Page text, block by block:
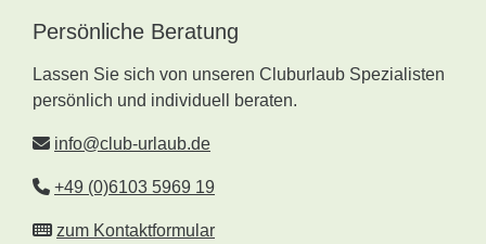
Persönliche Beratung
Lassen Sie sich von unseren Cluburlaub Spezialisten
persönlich und individuell beraten.
info@club-urlaub.de
+49 (0)6103 5969 19
zum Kontaktformular